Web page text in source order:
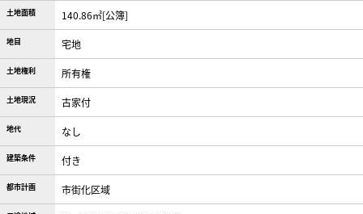
土地面積 140.86㎡[公簿]
地目 宅地
土地権利 所有権
土地現況 古家付
地代 なし
建築条件 付き
都市計画 市街化区域